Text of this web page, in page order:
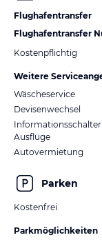
Flughafentransfer
Flughafentransfer
Kostenpflichtig
Weitere
Wäscheservice
Devisenwechsel
Ausflüge
Autovermietung
Parken
Kostenfrei
Parkmöglichkeiten